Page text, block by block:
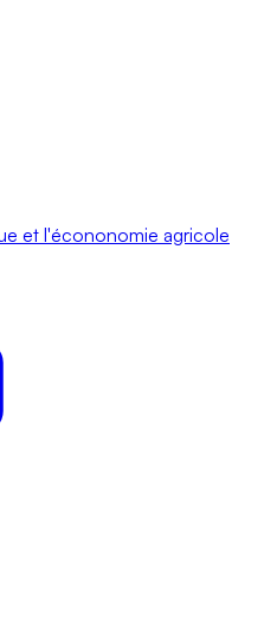
et l'écononomie agricole